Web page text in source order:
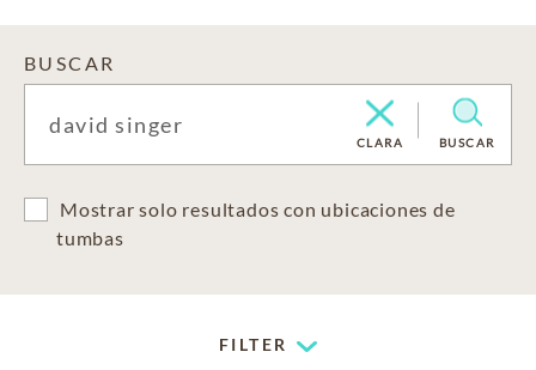
BUSCAR
CLARA BUSCAR
Mostrar solo resultados con ubicaciones de
tumbas
FILTER